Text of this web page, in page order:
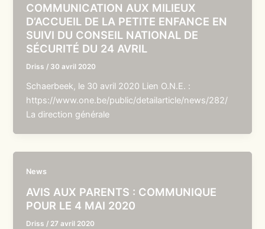
COMMUNICATION AUX MILIEUX
D’ACCUEIL DE LA PETITE ENFANCE EN
SUIVI DU CONSEIL NATIONAL DE
SÉCURITÉ DU 24 AVRIL
Driss / 30 avril 2020
Schaerbeek, le 30 avril 2020 Lien O.N.E. :
https://www.one.be/public/detailarticle/news/282/
La direction générale
News
AVIS AUX PARENTS : COMMUNIQUE
POUR LE 4 MAI 2020
Driss / 27 avril 2020